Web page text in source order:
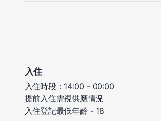
入住
入住時段：14:00 - 00:00
提前入住需視供應情況
入住登記最低年齡 - 18